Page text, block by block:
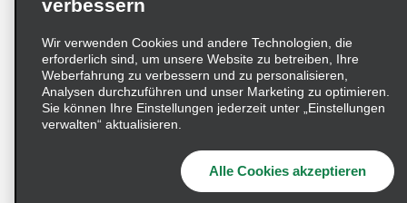
Impressum Nutzungsbedingungen
Datenschutzrichtlinie
Cookie-Richtlinie
Datenschutzoptionen
Lieferkettensorgfaltspflichtengesetz (LkSG) Grundsatzerklärung
Beschwerdeverfahren nach dem
© 2026 Enterprise Holdings, Inc. Alle Rechte vorbehalten
verbessern
Wir verwenden Cookies und andere Technologien, die
erforderlich sind, um unsere Website zu betreiben, Ihre
Weberfahrung zu verbessern und zu personalisieren,
Analysen durchzuführen und unser Marketing zu optimieren.
Sie können Ihre Einstellungen jederzeit unter „Einstellungen
verwalten“ aktualisieren.
Alle Cookies akzeptieren